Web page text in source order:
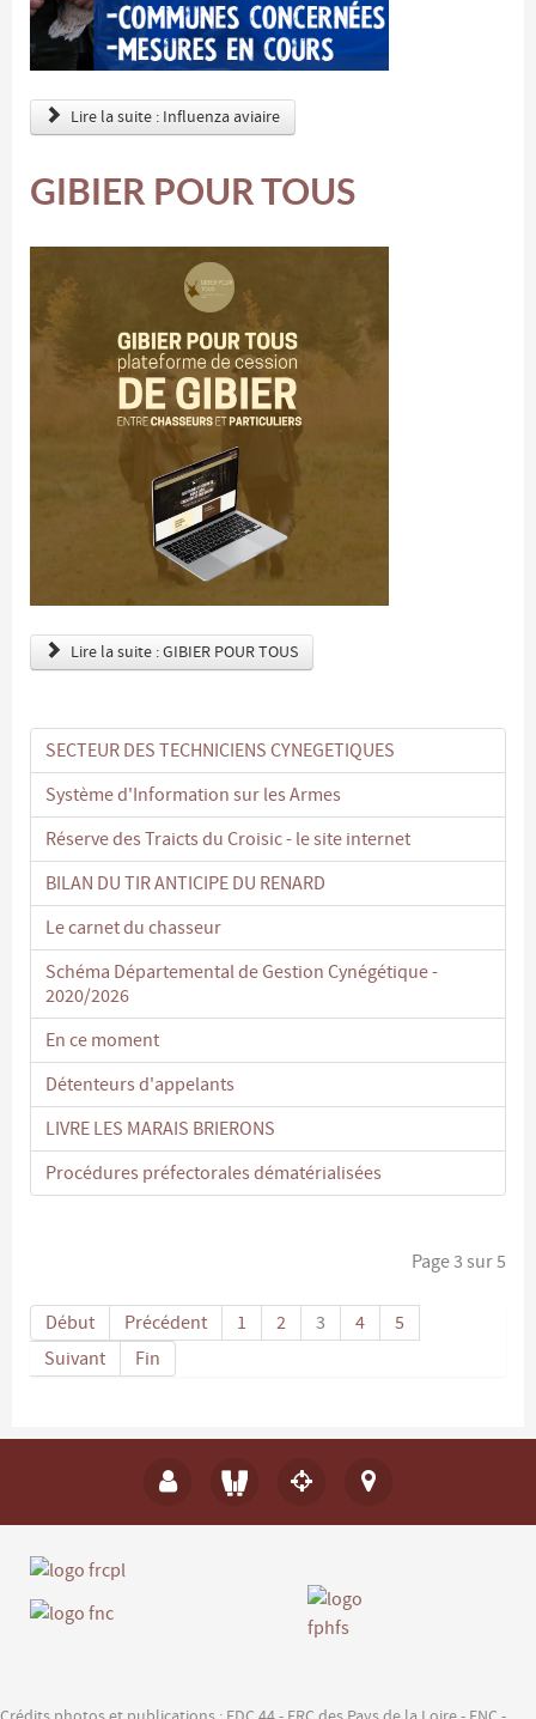
Lire la suite : Influenza aviaire
GIBIER POUR TOUS
Lire la suite : GIBIER POUR TOUS
SECTEUR DES TECHNICIENS CYNEGETIQUES
Système d'Information sur les Armes
Réserve des Traicts du Croisic - le site internet
BILAN DU TIR ANTICIPE DU RENARD
Le carnet du chasseur
Schéma Départemental de Gestion Cynégétique -
2020/2026
En ce moment
Détenteurs d'appelants
LIVRE LES MARAIS BRIERONS
Procédures préfectorales dématérialisées
Page 3 sur 5
Début Précédent 1 2 3 4
5
Suivant
Fin